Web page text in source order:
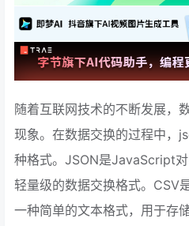
随着互联网技术的不断发展，
现象。在数据交换的过程中，
种格式。JSON是JavaScript
轻量级的数据交换格式。CSV
一种简单的文本格式，用于存